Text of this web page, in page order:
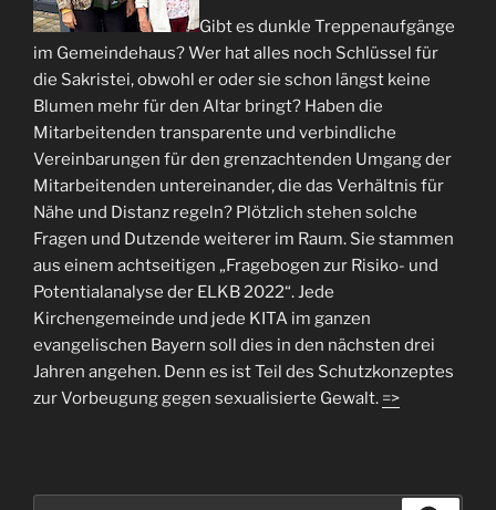
Gibt es dunkle Treppenaufgänge
im Gemeindehaus? Wer hat alles noch Schlüssel für
die Sakristei, obwohl er oder sie schon längst keine
Blumen mehr für den Altar bringt? Haben die
Mitarbeitenden transparente und verbindliche
Vereinbarungen für den grenzachtenden Umgang der
Mitarbeitenden untereinander, die das Verhältnis für
Nähe und Distanz regeln? Plötzlich stehen solche
Fragen und Dutzende weiterer im Raum. Sie stammen
aus einem achtseitigen „Fragebogen zur Risiko- und
Potentialanalyse der ELKB 2022“. Jede
Kirchengemeinde und jede KITA im ganzen
evangelischen Bayern soll dies in den nächsten drei
Jahren angehen. Denn es ist Teil des Schutzkonzeptes
zur Vorbeugung gegen sexualisierte Gewalt. =>